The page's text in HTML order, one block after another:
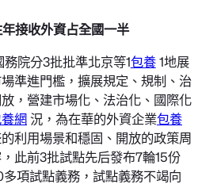
接收外資占全國一半
院分3批批準北京等1包養1地展
準進門檻，擴展規定、規制、治
，營建市場化、法治化、國際化
網 況，為在華的外資企業包養
利用場景和穩固、開放的政策周
此前3批試點先后發布7輪15份
項試點義務，試點義務不竭向